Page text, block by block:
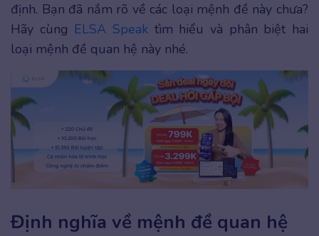
định. Bạn đã nắm rõ về các loại mệnh đề này chưa?
Hãy cùng ELSA Speak tìm hiểu và phân biệt hai
loại mệnh đề quan hệ này nhé.
Định nghĩa về mệnh đề quan hệ